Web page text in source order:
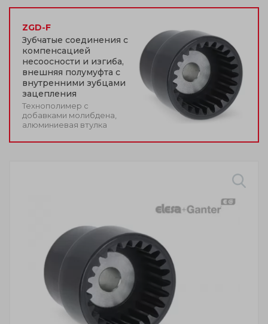
ZGD-F
Зубчатые соединения с
компенсацией
несоосности и изгиба,
внешняя полумуфта с
внутренними зубцами
зацепления
Технополимер с
добавками молибдена,
алюминиевая втулка